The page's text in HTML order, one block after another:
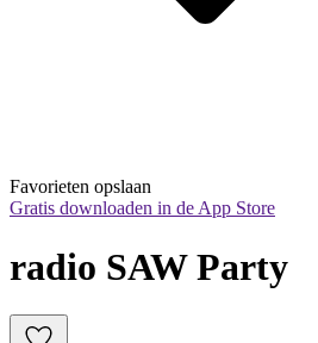
Favorieten opslaan
Gratis downloaden in de App Store
radio SAW Party